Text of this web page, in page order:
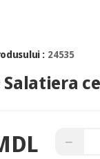
: 24535
Salatiera
−